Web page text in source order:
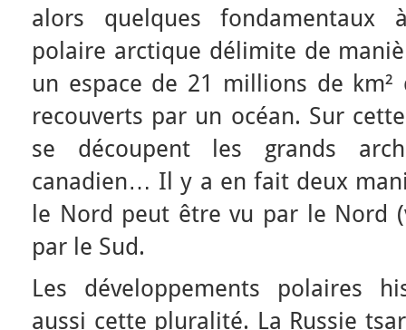
alors quelques fondamentaux
polaire arctique délimite de
un espace de 21 millions de
recouverts par un océan. Sur
se découpent les grands
canadien… Il y a en fait deux
le Nord peut être vu par le Nord
par le Sud.
Les développements polaires
aussi cette pluralité. La Russie